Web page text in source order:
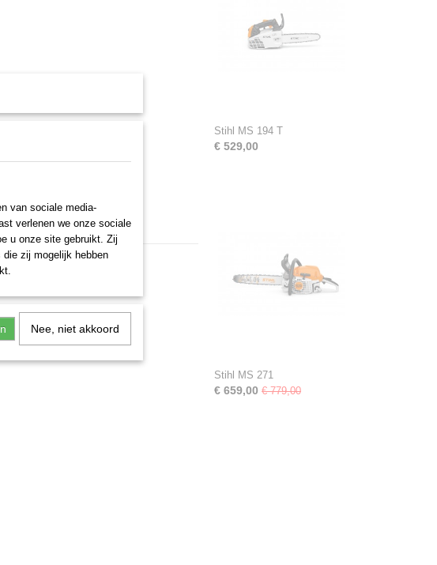
Stihl MS 194 T
€ 529,00
Stihl MS 271
€ 659,00 € 779,00
van sociale media-
verlenen we onze sociale
u onze site gebruikt. Zij
die zij mogelijk hebben
Nee, niet akkoord